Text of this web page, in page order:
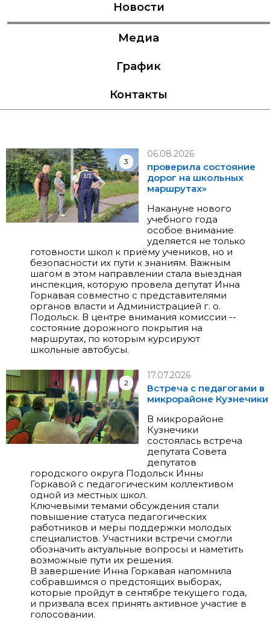
Новости
Медиа
График
Контакты
3
06.08.2026
проверила состояние
дорог на школьных
маршрутах»
Накануне нового
учебного года
особое внимание
уделяется не только
готовности школ к приёму учеников, но и
безопасности их пути к знаниям. Важным
шагом в этом направлении стала выездная
инспекция, которую провела депутат Инна
Горкавая совместно с представителями
органов власти и Администрацией г. о.
Подольск. В центре внимания комиссии --
состояние дорожного покрытия на
маршрутах, по которым курсируют
школьные автобусы.
2
17.07.2026
Встреча с педагогами в
микрорайоне Кузнечики
В микрорайоне
Кузнечики
состоялась встреча
депутата Совета
депутатов
городского округа Подольск Инны
Горкавой с педагогическим коллективом
одной из местных школ.
Ключевыми темами обсуждения стали
повышение статуса педагогических
работников и меры поддержки молодых
специалистов. Участники встречи смогли
обозначить актуальные вопросы и наметить
возможные пути их решения.
В завершение Инна Горкавая напомнила
собравшимся о предстоящих выборах,
которые пройдут в сентябре текущего года,
и призвала всех принять активное участие в
голосовании.